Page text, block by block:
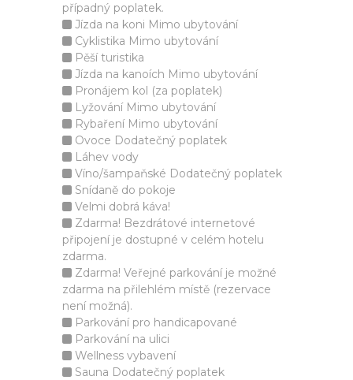
případný poplatek.
Jízda na koni Mimo ubytování
Cyklistika Mimo ubytování
Pěší turistika
Jízda na kanoích Mimo ubytování
Pronájem kol (za poplatek)
Lyžování Mimo ubytování
Rybaření Mimo ubytování
Ovoce Dodatečný poplatek
Láhev vody
Víno/šampaňské Dodatečný poplatek
Snídaně do pokoje
Velmi dobrá káva!
Zdarma! Bezdrátové internetové
připojení je dostupné v celém hotelu
zdarma.
Zdarma! Veřejné parkování je možné
zdarma na přilehlém místě (rezervace
není možná).
Parkování pro handicapované
Parkování na ulici
Wellness vybavení
Sauna Dodatečný poplatek